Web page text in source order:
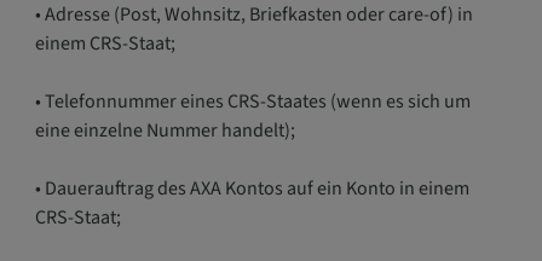
• Adresse (Post, Wohnsitz, Briefkasten oder care-of) in
einem CRS-Staat;
• Telefonnummer eines CRS-Staates (wenn es sich um
eine einzelne Nummer handelt);
• Dauerauftrag des AXA Kontos auf ein Konto in einem
CRS-Staat;